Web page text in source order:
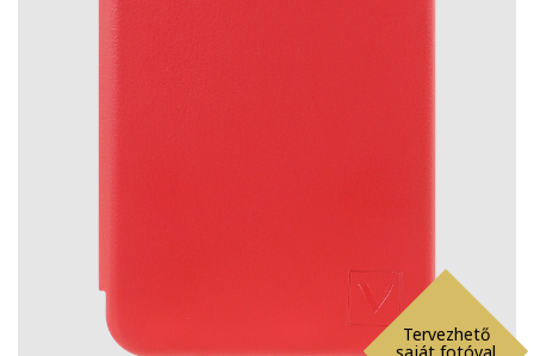
Tervezhető